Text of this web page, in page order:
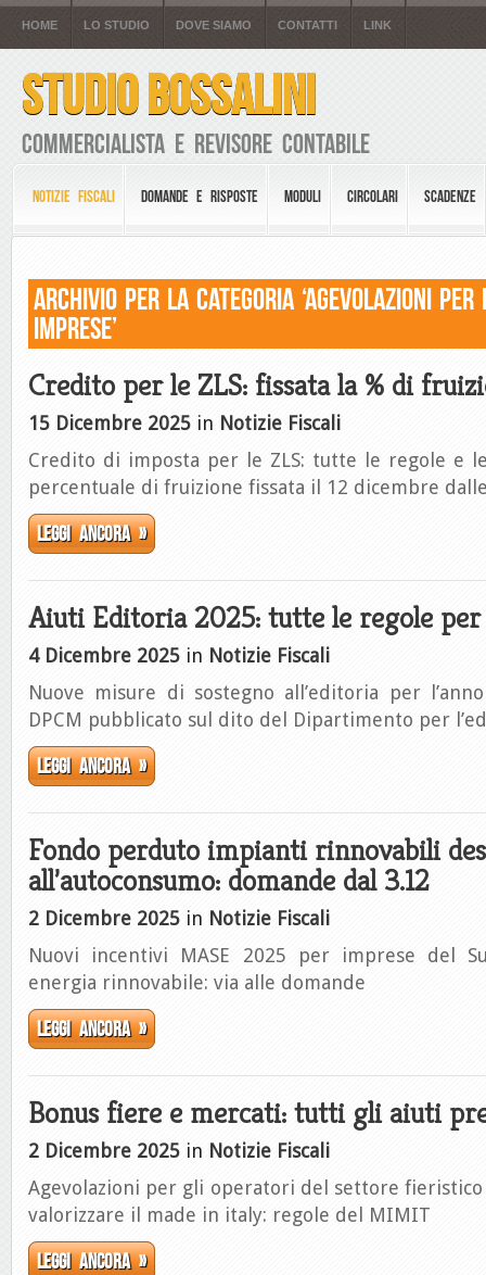
HOME LO STUDIO DOVE SIAMO CONTATTI LINK
STUDIO BOSSALINI
Commercialista e Revisore Contabile
NOTIZIE FISCALI DOMANDE E RISPOSTE MODULI CIRCOLARI SCADENZE
Archivio per la Categoria ‘Agevolazioni per
Imprese’
Credito per le ZLS: fissata la % di
15 Dicembre 2025 in Notizie Fiscali
Credito di imposta per le ZLS: tutte le regole e
percentuale di fruizione fissata il 12 dicembre
Leggi ancora »
Aiuti Editoria 2025: tutte le regole per
4 Dicembre 2025 in Notizie Fiscali
Nuove misure di sostegno all’editoria per
DPCM pubblicato sul dito del Dipartimento per
Leggi ancora »
Fondo perduto impianti rinnovabili
all’autoconsumo: domande dal 3.12
2 Dicembre 2025 in Notizie Fiscali
Nuovi incentivi MASE 2025 per imprese del
energia rinnovabile: via alle domande
Leggi ancora »
Bonus fiere e mercati: tutti gli aiuti
2 Dicembre 2025 in Notizie Fiscali
Agevolazioni per gli operatori del settore
valorizzare il made in italy: regole del MIMIT
Leggi ancora »